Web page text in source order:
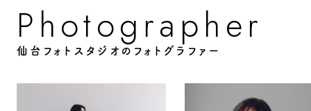
Photog ra pher
仙台フォトスタジオのフォトグラファー